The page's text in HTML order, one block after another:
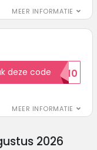
MEER INFORMATIE
MEER INFORMATIE
deze codeSALE10
2026